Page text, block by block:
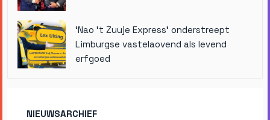
‘Nao ’t Zuuje Express’ onderstreept
Limburgse vastelaovend als levend
erfgoed
NIEUWSARCHIEF